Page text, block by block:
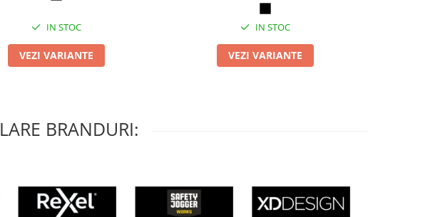
IN STOC
VEZI VARIANTE
IN STOC
VEZI VARIANTE
BRANDURI: